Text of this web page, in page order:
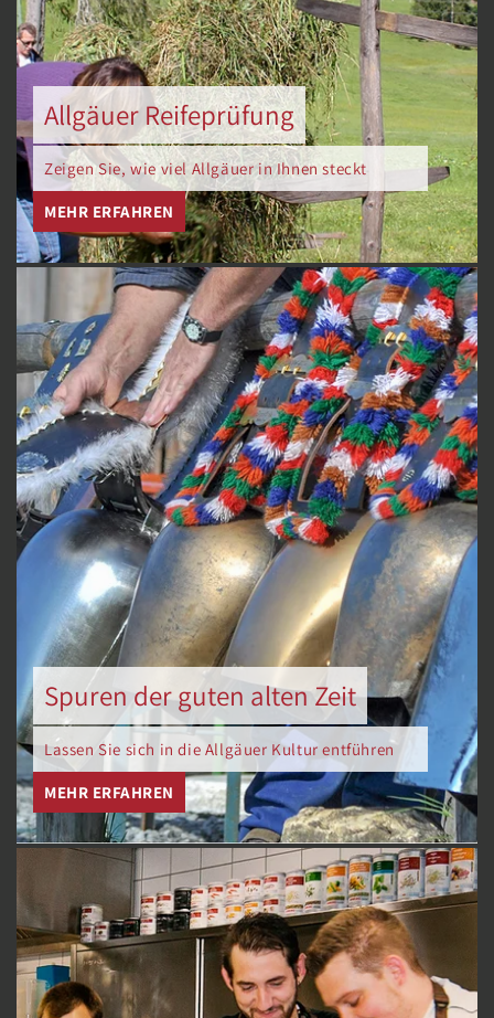
Allgäuer Reifeprüfung
Zeigen Sie, wie viel Allgäuer in Ihnen steckt
MEHR ERFAHREN
Spuren der guten alten Zeit
Lassen Sie sich in die Allgäuer Kultur entführen
MEHR ERFAHREN